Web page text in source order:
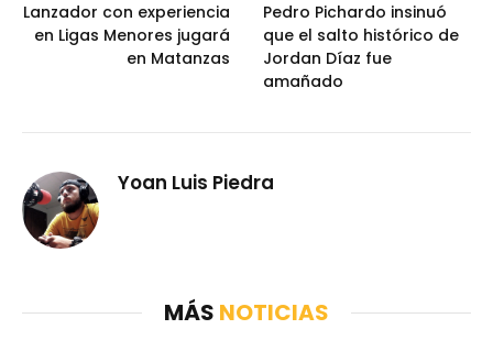
Lanzador con experiencia
en Ligas Menores jugará
en Matanzas
Pedro Pichardo insinuó
que el salto histórico de
Jordan Díaz fue
amañado
Yoan Luis Piedra
MÁS NOTICIAS